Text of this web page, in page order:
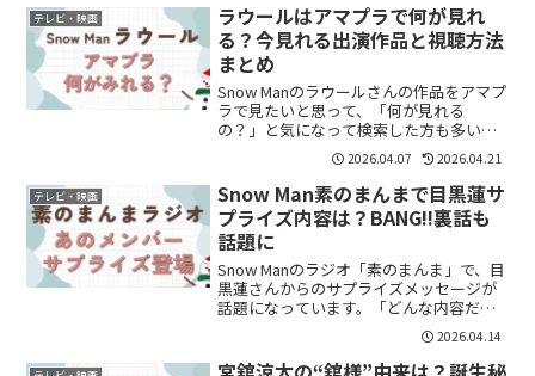
結論から言うと、Snow Manが主...
テレビ・映画
ラウールはアマプラで何が見れ
る？今見れる出演作品と視聴方法
まとめ
Snow Manのラウールさんの作品をアマプ
ラで見たいと思って、「何が見れる
の？」と気になって検索した方も多いの
ではないでしょうか。結論から言うと、
ラウールさんの出演作品は一部アマプラ
で配信されており、特に音楽番組やバラ
エティは見られる可能...
2026.04.07 2026.04.21
テレビ・映画
Snow Man素のまんまで目黒蓮サ
プライズ内容は？BANG!!裏話も
話題に
Snow Manのラジオ「素のまんま」で、目
黒蓮さんからのサプライズメッセージが
話題になっています。「どんな内容だっ
たの？」「なぜサプライズ？」と気にな
っている方も多いのではないでしょう
か。結論から言うと、映画『SAKAMOTO
2026.04.14